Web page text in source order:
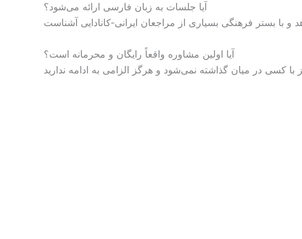
آیا جلسات به زبان فارسی ارائه می‌شود؟
آیا اولین مشاوره واقعاً رایگان و محرمانه است؟